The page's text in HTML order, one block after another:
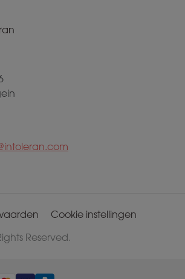
Reserved.
Cookie instellingen